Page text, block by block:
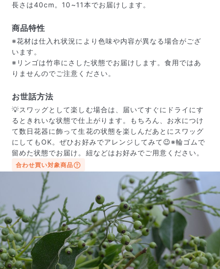
届いたお花に元気がなかったら？
もし届いたお花に「枯れている」「折れている」などの
不備があった場合は、些細なことでもお気軽にサポート
までご連絡ください。ご返金にて補償いたします。
長さは40cm。10~11本でお届けします。
商品特性
※花材は仕入れ状況により色味や内容が異なる場合がござ
います。
※リンゴは竹串にさした状態でお届けします。食用ではあ
りませんのでご注意ください。
お世話方法
💡スワッグとして楽しむ場合は、届いてすぐにドライにす
るときれいな状態で仕上がります。もちろん、お水につけ
て数日花器に飾って生花の状態を楽しんだあとにスワッグ
にしてもOK。ぜひお好みでアレンジしてみて😉※輪ゴムで
留めた状態でお届け。紐などはお好みでご用意ください。
合わせ買い対象商品